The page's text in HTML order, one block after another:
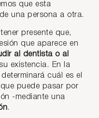
que esta
una persona a otra.
presente que,
que aparece en
al dentista o al
existencia. En la
cuál es el
puede pasar por
-mediante una
.